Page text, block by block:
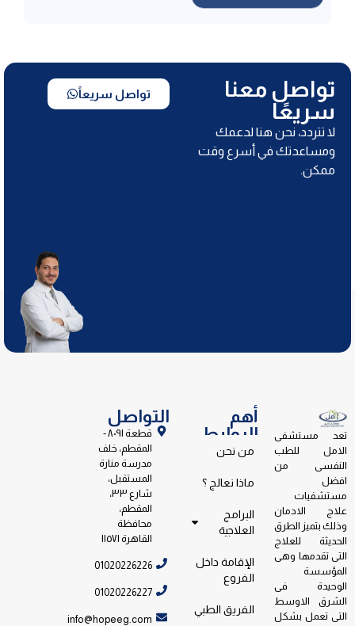
تواصل معنا
سريعًا
لا تتردد، نحن هنا لدعمك
ومساعدتك في أسرع وقت
ممكن.
تواصل سريعاً
تعد مستشفى
الامل للطب
النفسى من
افضل
مستشفيات
علاج الادمان
وذلك بتميز الطرق
الحديثة للعلاج
التى تقدمها وهى
المؤسسة
الوحيدة فى
الشرق الاوسط
التى تعمل بشكل
أهم
الروابط
من نحن
ماذا نعالج ؟
البرامج
العلاجية
الإقامة داخل
الفروع
الفريق الطبي
التواصل
قطعة ٨٠٩١ -
المقطم، خلف
مدرسة منارة
المستقبل،
شارع ٣٣،
المقطم،
محافظة
القاهرة ١١٥٧١
01020226226
01020226227
info@hopeeg.com